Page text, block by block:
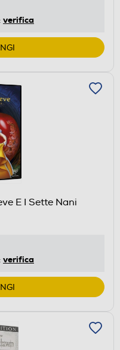
verifica
E I Sette Nani
verifica